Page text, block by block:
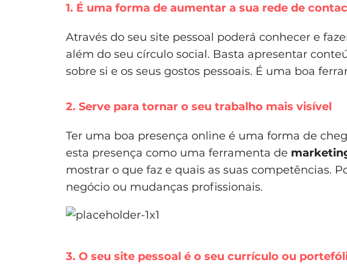
1. É uma forma de aumentar a sua rede de
Através do seu site pessoal poderá conhecer e
além do seu círculo social. Basta apresentar
sobre si e os seus gostos pessoais. É uma boa
2. Serve para tornar o seu trabalho mais visível
Ter uma boa presença online é uma forma de
esta presença como uma ferramenta de
mostrar o que faz e quais as suas competências.
negócio ou mudanças profissionais.
3. O seu site pessoal é o seu currículo ou